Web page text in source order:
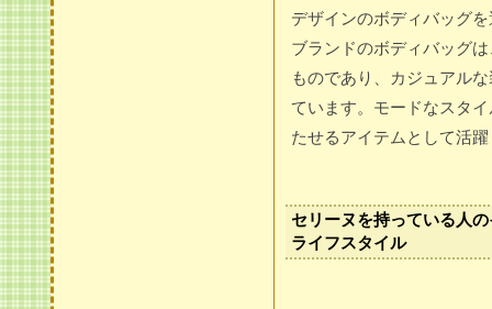
デザインのボディバッグ
ブランドのボディバッグ
ものであり、カジュアル
ています。モードなスタ
たせるアイテムとして活
セリーヌを持っている人
ライフスタイル